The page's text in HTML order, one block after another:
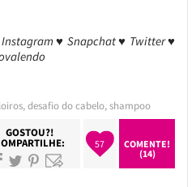
♥ Snapchat ♥ Twitter ♥
,desafio do cabelo,shampoo
GOSTOU?!
57
COMENTE!
(14)